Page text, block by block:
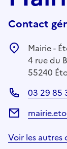
Contact
Mairie -
4 rue du
55240
03 29 85
Voir les